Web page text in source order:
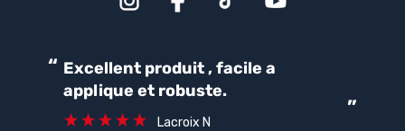
“
”
Excellent produit , facile a
applique et robuste.
Lacroix N